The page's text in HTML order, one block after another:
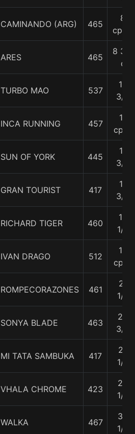
CAMINANDO (ARG) 465
8
cpos.
ARES 465
8 3/4
c
TURBO MAO 537
10
3/4
INCA RUNNING 457
11
cpos
SUN OF YORK 445
11
3/4
GRAN TOURIST 417
11
3/4
RICHARD TIGER 460
13
1/2
IVAN DRAGO 512
18
cpos
ROMPECORAZONES 461
21
1/4
SONYA BLADE 463
22
3/4
MI TATA SAMBUKA 417
27
1/4
VHALA CHROME 423
29
1/4
WALKA 467
30
1/2